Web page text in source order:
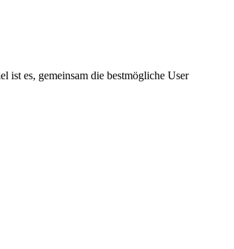
es, gemeinsam die bestmögliche User